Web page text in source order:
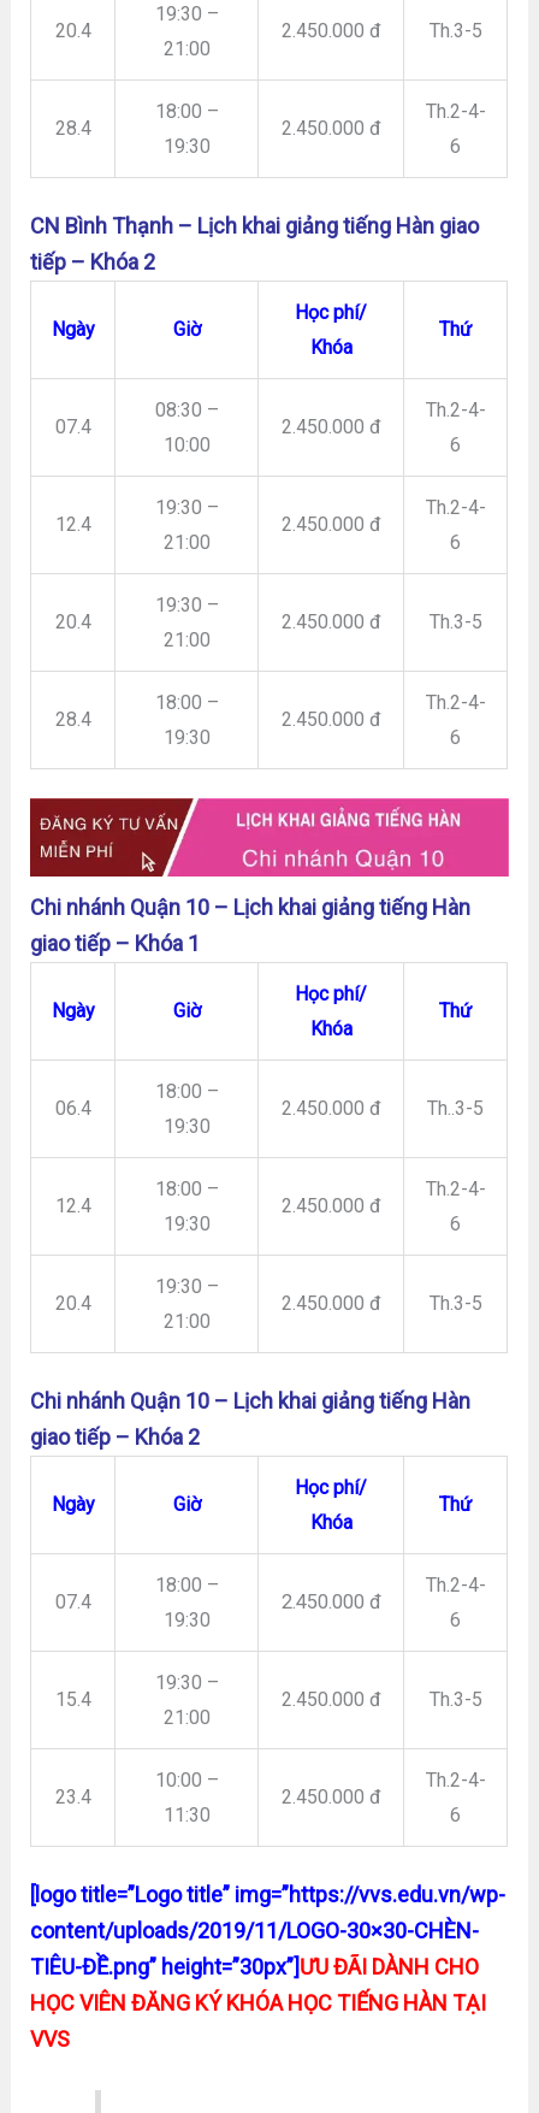
20.4
19:30 –
21:00
2.450.000 đ Th.3-5
28.4
18:00 –
19:30
2.450.000 đ
Th.2-4-
6
CN Bình Thạnh – Lịch khai giảng tiếng Hàn giao
tiếp – Khóa 2
Ngày Giờ
Học phí/
Khóa
Thứ
07.4
08:30 –
10:00
2.450.000 đ
Th.2-4-
6
12.4
19:30 –
21:00
2.450.000 đ
Th.2-4-
6
20.4
19:30 –
21:00
2.450.000 đ Th.3-5
28.4
18:00 –
19:30
2.450.000 đ
Th.2-4-
6
Chi nhánh Quận 10 – Lịch khai giảng tiếng Hàn
giao tiếp – Khóa 1
Ngày Giờ
Học phí/
Khóa
Thứ
06.4
18:00 –
19:30
2.450.000 đ Th..3-5
12.4
18:00 –
19:30
2.450.000 đ
Th.2-4-
6
20.4
19:30 –
21:00
2.450.000 đ Th.3-5
Chi nhánh Quận 10 – Lịch khai giảng tiếng Hàn
giao tiếp – Khóa 2
Ngày Giờ
Học phí/
Khóa
Thứ
07.4
18:00 –
19:30
2.450.000 đ
Th.2-4-
6
15.4
19:30 –
21:00
2.450.000 đ Th.3-5
23.4
10:00 –
11:30
2.450.000 đ
Th.2-4-
6
[logo title=”Logo title” img=”https://vvs.edu.vn/wp-
content/uploads/2019/11/LOGO-30×30-CHÈN-
TIÊU-ĐỀ.png” height=”30px”]ƯU ĐÃI DÀNH CHO
HỌC VIÊN ĐĂNG KÝ KHÓA HỌC TIẾNG HÀN TẠI
VVS